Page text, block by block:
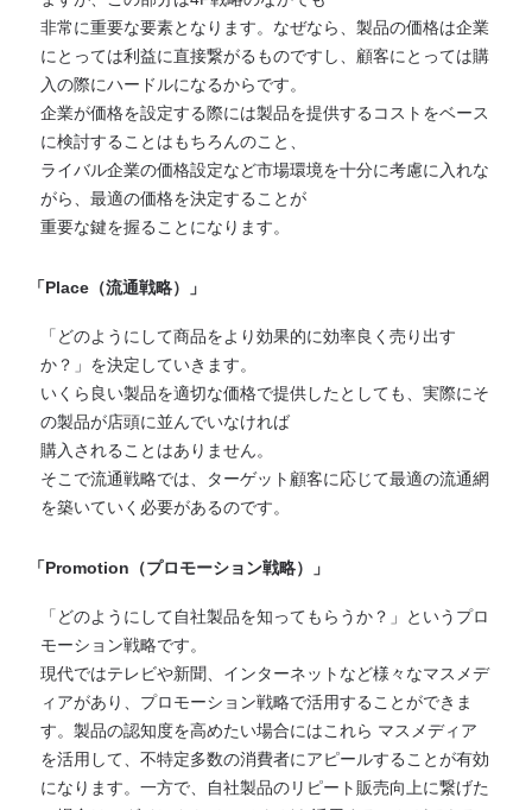
非常に重要な要素となります。なぜなら、製品の価格は企業
にとっては利益に直接繋がるものですし、顧客にとっては購
入の際にハードルになるからです。
企業が価格を設定する際には製品を提供するコストをベース
に検討することはもちろんのこと、
ライバル企業の価格設定など市場環境を十分に考慮に入れな
がら、最適の価格を決定することが
重要な鍵を握ることになります。
「Place（流通戦略）」
「どのようにして商品をより効果的に効率良く売り出す
か？」を決定していきます。
いくら良い製品を適切な価格で提供したとしても、実際にそ
の製品が店頭に並んでいなければ
購入されることはありません。
そこで流通戦略では、ターゲット顧客に応じて最適の流通網
を築いていく必要があるのです。
「Promotion（プロモーション戦略）」
「どのようにして自社製品を知ってもらうか？」というプロ
モーション戦略です。
現代ではテレビや新聞、インターネットなど様々なマスメデ
ィアがあり、プロモーション戦略で活用することができま
す。製品の認知度を高めたい場合にはこれら マスメディア
を活用して、不特定多数の消費者にアピールすることが有効
になります。一方で、自社製品のリピート販売向上に繋げた